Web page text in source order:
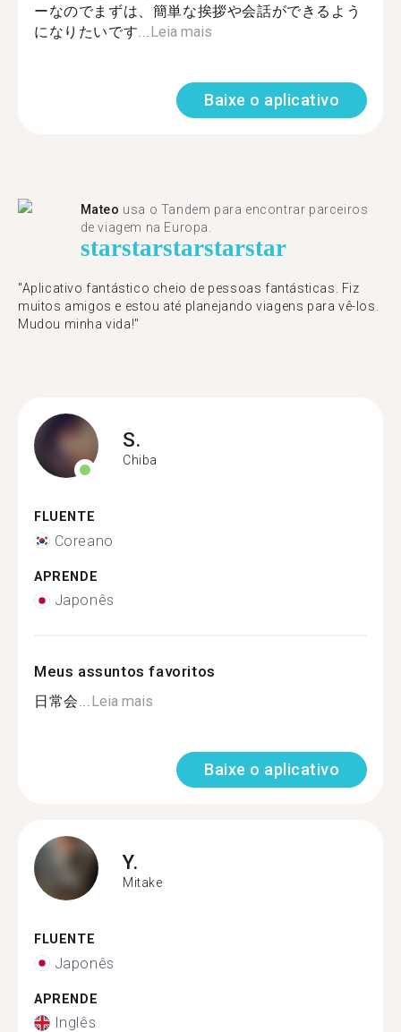
ーなのでまずは、簡単な挨拶や会話ができるよう
になりたいです...Leia mais
Baixe o aplicativo
Mateo usa o Tandem para encontrar parceiros
de viagem na Europa.
starstarstarstarstar
"Aplicativo fantástico cheio de pessoas fantásticas. Fiz
muitos amigos e estou até planejando viagens para vê-los.
Mudou minha vida!"
S.
Chiba
FLUENTE
Coreano
APRENDE
Japonês
Meus assuntos favoritos
日常会...Leia mais
Baixe o aplicativo
Y.
Mitake
FLUENTE
Japonês
APRENDE
Inglês